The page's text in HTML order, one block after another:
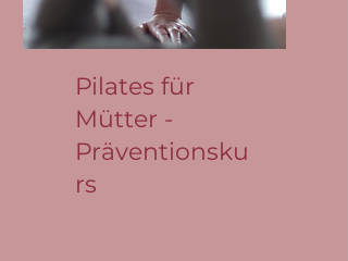
Pilates für
Mütter -
Präventionsku
rs